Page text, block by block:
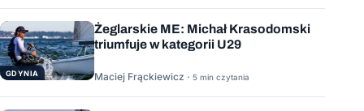
GDYNIA
Żeglarskie ME: Michał Krasodomski
triumfuje w kategorii U29
Maciej Frąckiewicz · 5 min czytania